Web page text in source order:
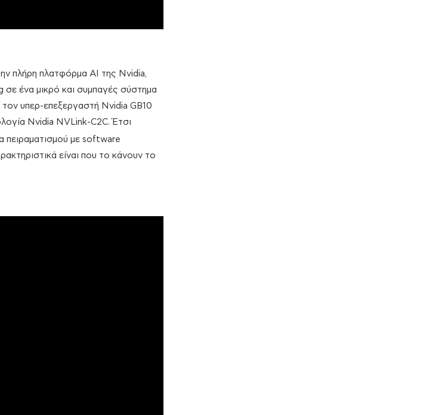
πλήρη πλατφόρμα AI της Nvidia,
ένα μικρό και συμπαγές σύστημα
τον υπερ-επεξεργαστή Nvidia GB10
Nvidia NVLink-C2C. Έτσι
πειραματισμού με software
είναι που το κάνουν το